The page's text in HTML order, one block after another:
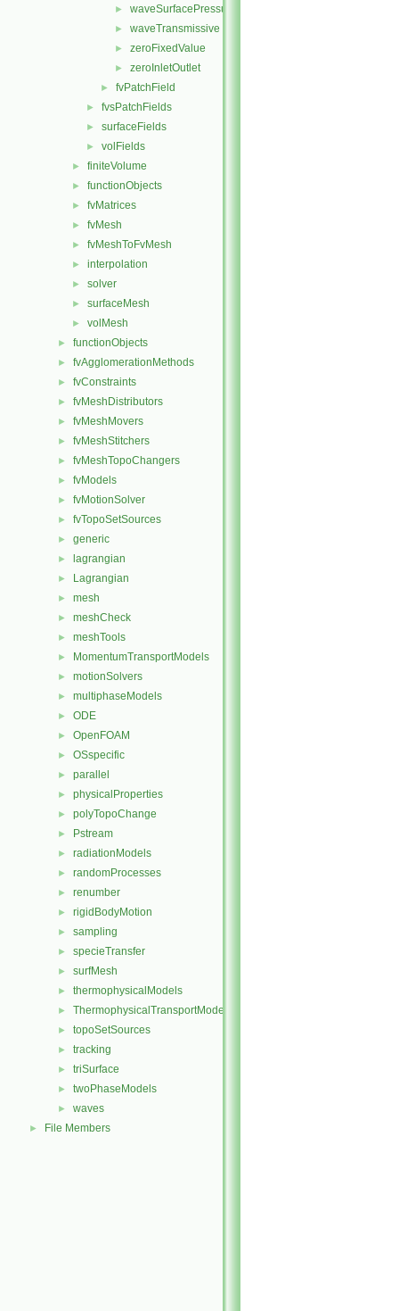
► waveSurfacePressure
► waveTransmissive
► zeroFixedValue
► zeroInletOutlet
► fvPatchField
► fvsPatchFields
► surfaceFields
► volFields
► finiteVolume
► functionObjects
► fvMatrices
► fvMesh
► fvMeshToFvMesh
► interpolation
► solver
► surfaceMesh
► volMesh
► functionObjects
► fvAgglomerationMethods
► fvConstraints
► fvMeshDistributors
► fvMeshMovers
► fvMeshStitchers
► fvMeshTopoChangers
► fvModels
► fvMotionSolver
► fvTopoSetSources
► generic
► lagrangian
► Lagrangian
► mesh
► meshCheck
► meshTools
► MomentumTransportModels
► motionSolvers
► multiphaseModels
► ODE
► OpenFOAM
► OSspecific
► parallel
► physicalProperties
► polyTopoChange
► Pstream
► radiationModels
► randomProcesses
► renumber
► rigidBodyMotion
► sampling
► specieTransfer
► surfMesh
► thermophysicalModels
► ThermophysicalTransportModels
► topoSetSources
► tracking
► triSurface
► twoPhaseModels
► waves
► File Members